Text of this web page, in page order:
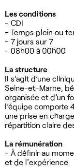
Les conditions
- CDI
- Temps plein ou
- 7 jours sur 7
- 08h00 à 00h00
La structure
Il s’agit d’une
Seine-et-Marne,
organisée et d’un
l’équipe comporte
une prise en
répartition claire
La rémunération
- À définir au
et de l'expérience